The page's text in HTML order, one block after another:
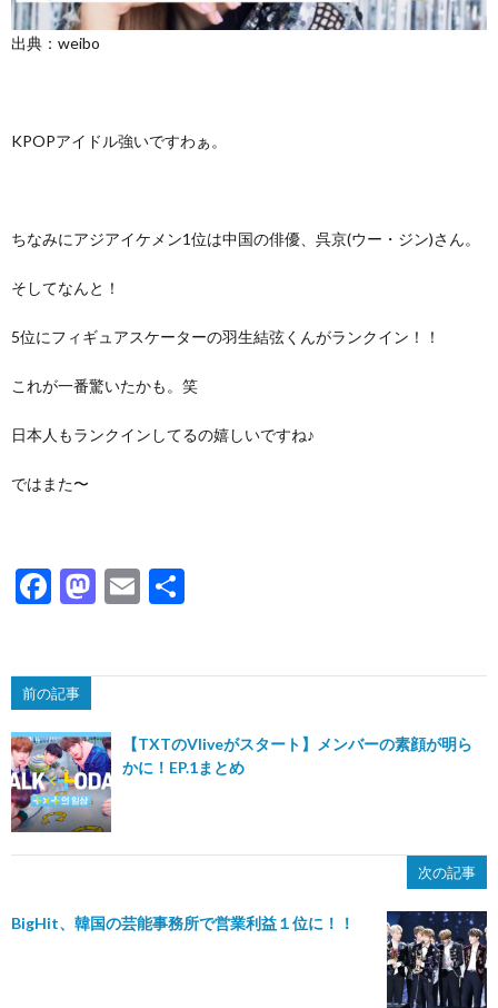
出典：weibo
KPOPアイドル強いですわぁ。
ちなみにアジアイケメン1位は中国の俳優、呉京(ウー・ジン)さん。
そしてなんと！
5位にフィギュアスケーターの羽生結弦くんがランクイン！！
これが一番驚いたかも。笑
日本人もランクインしてるの嬉しいですね♪
ではまた〜
Facebook
Mastodon
Email
前の記事
【TXTのVliveがスタート】メンバーの素顔が明ら
かに！EP.1まとめ
次の記事
BigHit、韓国の芸能事務所で営業利益１位に！！